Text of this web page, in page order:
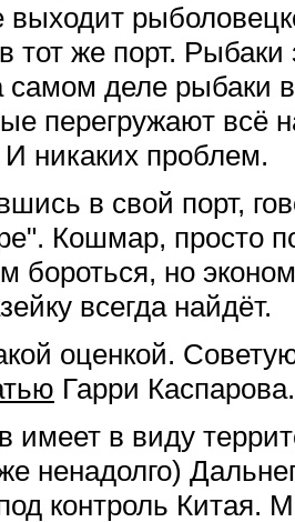
тот же порт.
деле рыбаки
перегружают всё
И никаких проблем.
в свой порт,
Кошмар, просто
бороться, но
всегда найдёт.
оценкой.
Гарри Каспарова.
имеет в виду
ненадолго)
контроль Китая.